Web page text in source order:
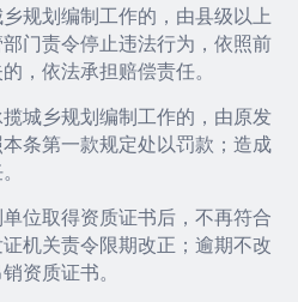
规划编制工作的，由县级以上
门责令停止违法行为，依照前
，依法承担赔偿责任。
城乡规划编制工作的，由原发
条第一款规定处以罚款；造成
位取得资质证书后，不再符合
机关责令限期改正；逾期不改
资质证书。